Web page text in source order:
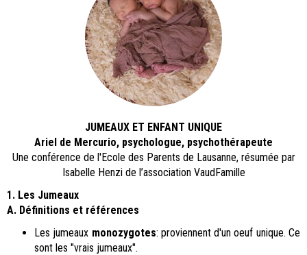
JUMEAUX ET ENFANT UNIQUE
Ariel de Mercurio, psychologue, psychothérapeute
Une conférence de l'Ecole des Parents de Lausanne, résumée par
Isabelle Henzi de l’association VaudFamille
1. Les Jumeaux
A. Définitions et références
Les jumeaux monozygotes: proviennent d'un oeuf unique. Ce
sont les "vrais jumeaux".